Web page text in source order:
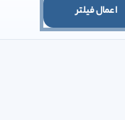
اعمال فیلتر